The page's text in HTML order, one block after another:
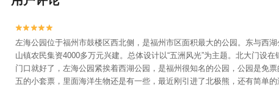


左海公园位于福州市鼓楼区西北侧，是福州市区面积最大的公园。东与西
山镇农民集资4000多万元兴建。总体设计以“五洲风光”为主题。北大门设
门口就好了，左海公园紧挨着西湖公园，是福州很知名的公园，公园是免
五的小套票，里面海洋生物还是有一些，最近刚引进了北极熊，还有简单